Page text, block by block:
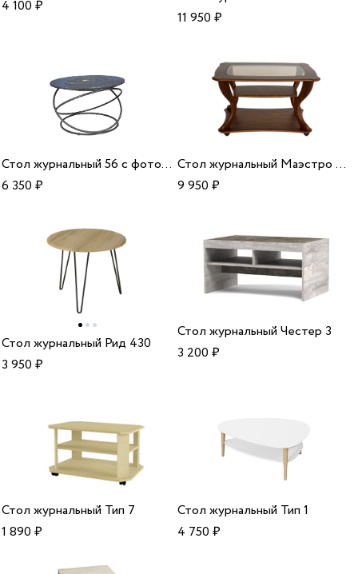
4 100₽
11 950₽
Стол журнальный 56 с фотопечатью
6 350₽
Стол журнальный Маэстро стекло СЖ-02
9 950₽
Стол журнальный Рид 430
3 950₽
Стол журнальный Честер 3
3 200₽
Стол журнальный Тип 7
1 890₽
Стол журнальный Тип 1
4 750₽